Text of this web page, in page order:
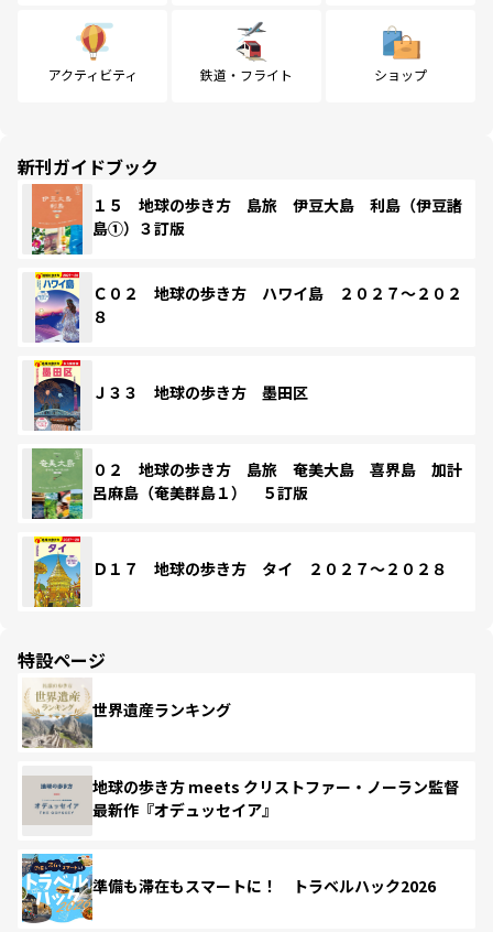
アクティビティ 鉄道・フライト ショップ
新刊ガイドブック
１５ 地球の歩き方 島旅 伊豆大島 利島（伊豆諸
島①）３訂版
Ｃ０２ 地球の歩き方 ハワイ島 ２０２７～２０２
８
Ｊ３３ 地球の歩き方 墨田区
０２ 地球の歩き方 島旅 奄美大島 喜界島 加計
呂麻島（奄美群島１） ５訂版
Ｄ１７ 地球の歩き方 タイ ２０２７～２０２８
特設ページ
世界遺産ランキング
地球の歩き方 meets クリストファー・ノーラン監督
最新作『オデュッセイア』
準備も滞在もスマートに！ トラベルハック2026